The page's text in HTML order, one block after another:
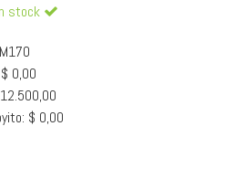
stock
0,00
$ 0,00